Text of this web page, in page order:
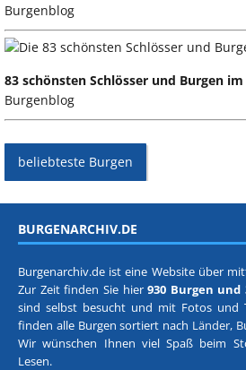
Burgenblog
83 schönsten Schlösser und Burgen
Burgenblog
beliebteste Burgen
BURGENARCHIV.DE
Burgenarchiv.de ist eine Website über
Zur Zeit finden Sie hier930 Burgen und
sind selbst besucht und mit Fotos und
finden alle Burgen sortiert nach Länder,
Wir wünschen Ihnen viel Spaß beim
Lesen.